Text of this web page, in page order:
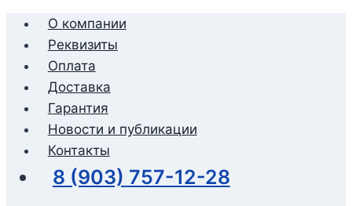
Перейти
содержимому
О компании
Реквизиты
Оплата
Доставка
Гарантия
Новости и публикации
Контакты
8 (903) 757-12-28